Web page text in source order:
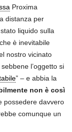
Proxima
distanza per
liquido sulla
è inevitabile
nostro vicinato
l’oggetto si
” – e abbia la
non è così
possedere davvero
comunque un